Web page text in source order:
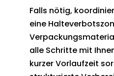
Falls nötig,
eine
alle Schritte mit
kurzer Vorlaufzeit